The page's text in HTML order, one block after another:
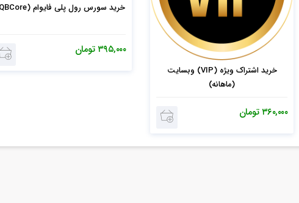
خرید اشتراک ویژه (VIP) وبسایت
(ماهانه)
۳۶۰,۰۰۰ تومان
خرید سورس رول پلی فایوام (QBCore)
۳۹۵,۰۰۰ تومان